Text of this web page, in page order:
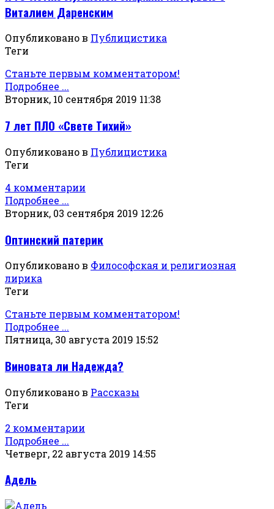
Виталием Даренским
Опубликовано в Публицистика
Теги
Станьте первым комментатором!
Подробнее ...
Вторник, 10 сентября 2019 11:38
7 лет ПЛО «Свете Тихий»
Опубликовано в Публицистика
Теги
4 комментарии
Подробнее ...
Вторник, 03 сентября 2019 12:26
Оптинский патерик
Опубликовано в Философская и религиозная
лирика
Теги
Станьте первым комментатором!
Подробнее ...
Пятница, 30 августа 2019 15:52
Виновата ли Надежда?
Опубликовано в Рассказы
Теги
2 комментарии
Подробнее ...
Четверг, 22 августа 2019 14:55
Адель